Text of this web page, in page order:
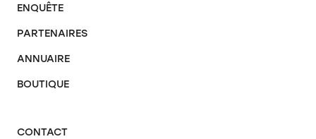
ENQUÊTE
PARTENAIRES
ANNUAIRE
BOUTIQUE
CONTACT